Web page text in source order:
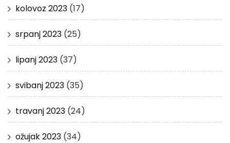
kolovoz 2023 (17)
srpanj 2023 (25)
lipanj 2023 (37)
svibanj 2023 (35)
travanj 2023 (24)
ožujak 2023 (34)